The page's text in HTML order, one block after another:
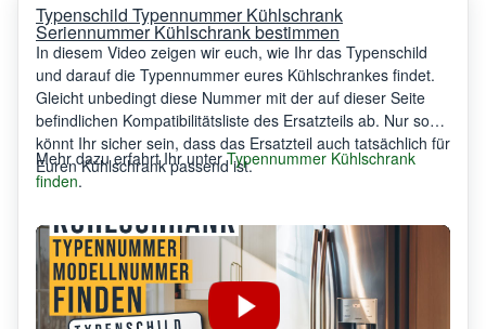
Typenschild Typennummer Kühlschrank
Seriennummer Kühlschrank bestimmen
In diesem Video zeigen wir euch, wie Ihr das Typenschild
und darauf die Typennummer eures Kühlschrankes findet.
Gleicht unbedingt diese Nummer mit der auf dieser Seite
befindlichen Kompatibilitätsliste des Ersatzteils ab. Nur so
könnt Ihr sicher sein, dass das Ersatzteil auch tatsächlich für
Euren Kühlschrank passend ist.
Mehr dazu erfahrt Ihr unterTypennummer Kühlschrank
finden.